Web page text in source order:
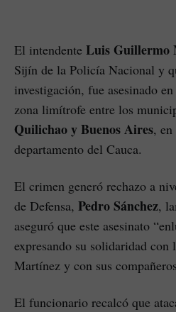
El intendente Luis Guillermo
Sijín de la Policía Nacional y
investigación, fue asesinado
zona limítrofe entre los
Quilichao y Buenos Aires,
departamento del Cauca.
El crimen generó rechazo a
de Defensa, Pedro Sánchez,
aseguró que este asesinato
expresando su solidaridad
Martínez y con sus
El funcionario recalcó que